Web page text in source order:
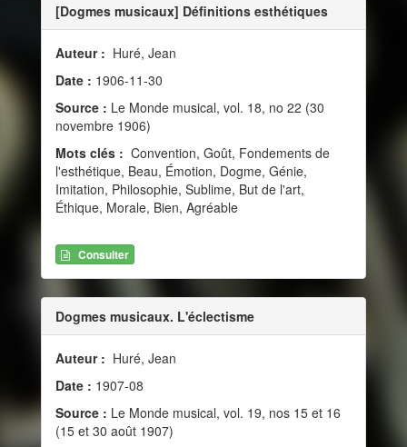
[Dogmes musicaux] Définitions esthétiques
Auteur : Huré, Jean
Date : 1906-11-30
Source : Le Monde musical, vol. 18, no 22 (30
novembre 1906)
Mots clés : Convention, Goût, Fondements de
l'esthétique, Beau, Émotion, Dogme, Génie,
Imitation, Philosophie, Sublime, But de l'art,
Éthique, Morale, Bien, Agréable
Consulter
Dogmes musicaux. L'éclectisme
Auteur : Huré, Jean
Date : 1907-08
Source : Le Monde musical, vol. 19, nos 15 et 16
(15 et 30 août 1907)